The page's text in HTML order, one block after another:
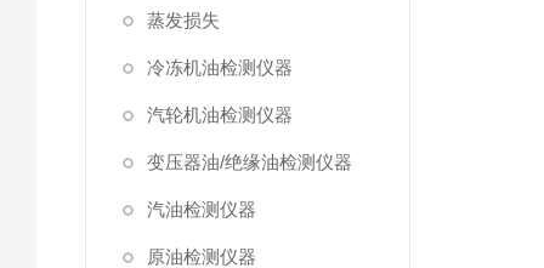
蒸发损失
冷冻机油检测仪器
汽轮机油检测仪器
变压器油/绝缘油检测仪器
汽油检测仪器
原油检测仪器